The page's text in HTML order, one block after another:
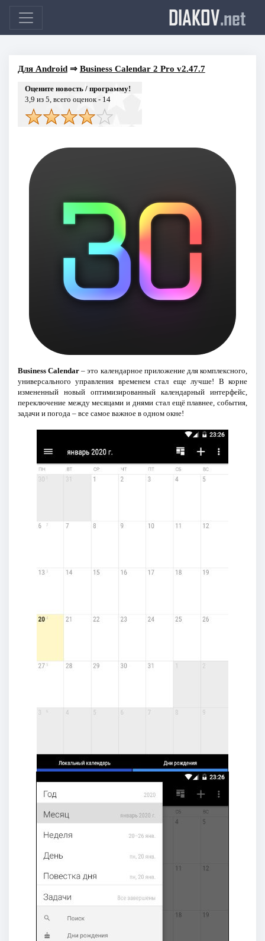
DIAKOV.net
Для Android⇒ Business Calendar 2 Pro v2.47.7
Оцените новость / программу!
3,9 из 5, всего оценок - 14
Business Calendar – это календарное приложение для комплексного,
универсального управления временем стал еще лучше! В корне
измененный новый оптимизированный календарный интерфейс,
переключение между месяцами и днями стал ещё плавнее, события,
задачи и погода – все самое важное в одном окне!